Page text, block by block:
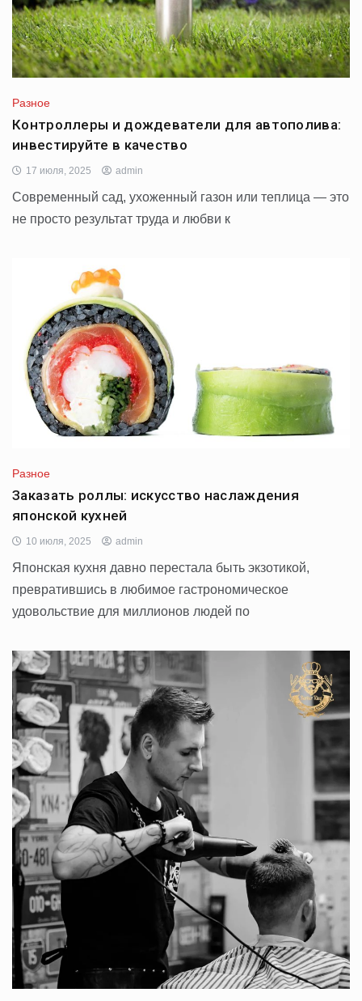
Разное
Контроллеры и дождеватели для автополива:
инвестируйте в качество
17 июля, 2025 admin
Современный сад, ухоженный газон или теплица — это
не просто результат труда и любви к
Разное
Заказать роллы: искусство наслаждения
японской кухней
10 июля, 2025 admin
Японская кухня давно перестала быть экзотикой,
превратившись в любимое гастрономическое
удовольствие для миллионов людей по